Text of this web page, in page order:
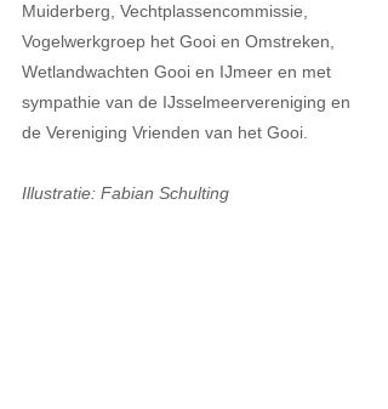
Muiderberg, Vechtplassencommissie,
Vogelwerkgroep het Gooi en Omstreken,
Wetlandwachten Gooi en IJmeer en met
sympathie van de IJsselmeervereniging en
de Vereniging Vrienden van het Gooi.
Illustratie: Fabian Schulting